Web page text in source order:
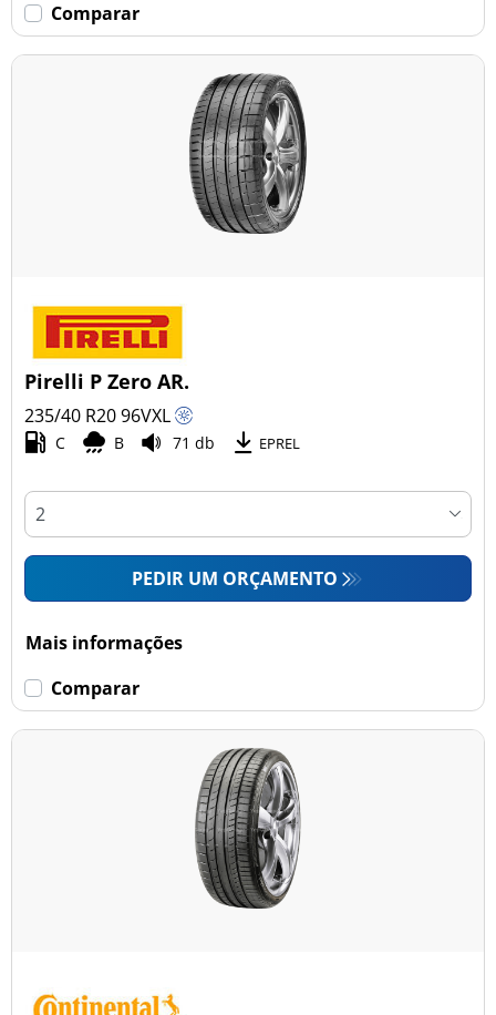
Comparar
Pirelli P Zero AR.
235/40 R2096VXL
C B 71 db EPREL
PEDIR UM ORÇAMENTO
Mais informações
Comparar